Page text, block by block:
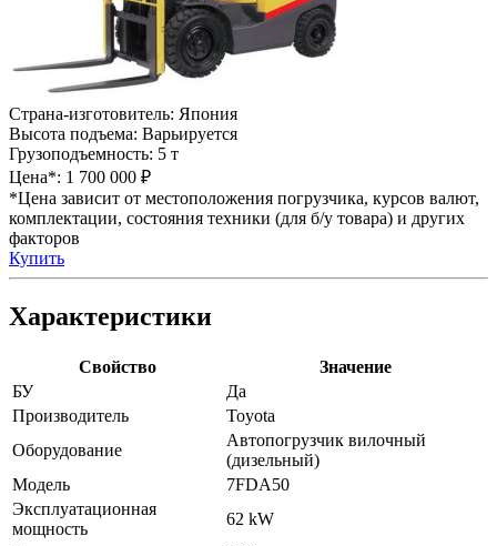
Страна-изготовитель: Япония
Высота подъема: Варьируется
Грузоподъемность: 5 т
Цена*: 1 700 000 ₽
*Цена зависит от местоположения погрузчика, курсов валют,
комплектации, состояния техники (для б/у товара) и других
факторов
Купить
Характеристики
Свойство
Значение
БУ
Да
Производитель
Toyota
Оборудование
Автопогрузчик вилочный
(дизельный)
Модель
7FDA50
Эксплуатационная
мощность
62 kW